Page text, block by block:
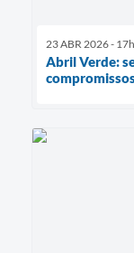
23 ABR 2026 -
Abril Verde: